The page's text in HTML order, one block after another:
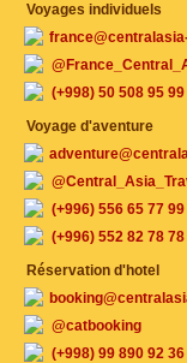
Voyages individuels
(+998) 50 508 95 99
Voyage d'aventure
(+996) 556 65 77 99
(+996) 552 82 78 78
Réservation d'hotel
@catbooking
(+998) 99 890 92 36